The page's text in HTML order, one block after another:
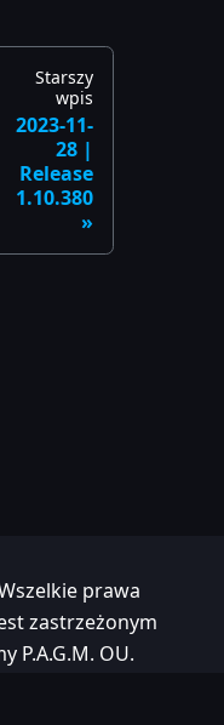
Starszy
wpis
2023-11-
28 |
Release
1.10.380
prawa
zastrzeżonym
P.A.G.M. OU.